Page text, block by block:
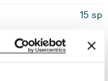
15 sp